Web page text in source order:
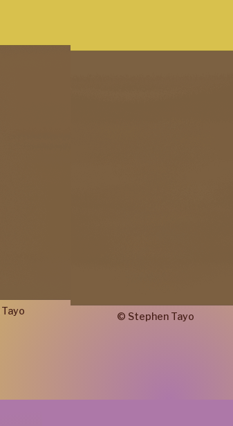
© Stephen Tayo
Tayo